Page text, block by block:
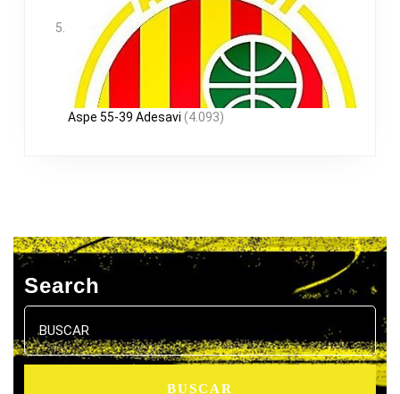
Aspe 55-39 Adesavi (4.093)
Search
Buscar: